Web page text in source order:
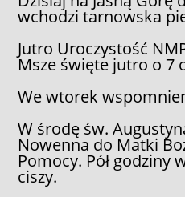
wchodzi tarnowska
Jutro Uroczystość
Msze święte jutro o 7
We wtorek
W środę św.
Nowenna do Matki
Pomocy. Pół godziny
ciszy.